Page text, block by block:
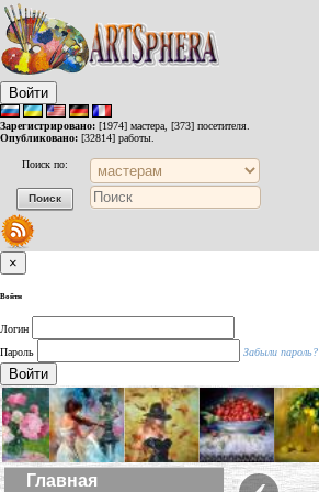
Войти
Зарегистрировано: [1974] мастера, [373] посетителя.
Опубликовано: [32814] работы.
Поиск по:
×
Войти
Логин
Пароль
Забыли пароль?
Войти
Главная